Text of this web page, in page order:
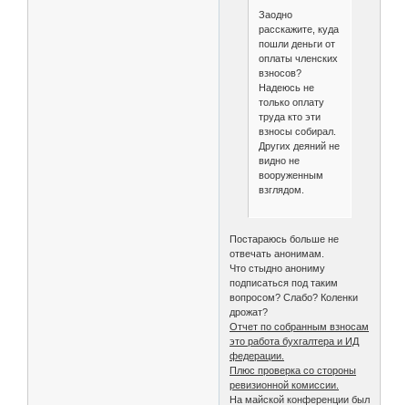
Мануковский
Маринкин Юрий
Матыцина Инна
Митрофанов
Михненко
Мошкин Михаил
Насрудинов
Нестеров
Никитин Александр
Орехов Николай
Осадчий Александр
Панина Валерия
Пантелеев
Перелыгин Евгений
Песков Алексей
Петров Александр
Петрова Катя
Пильчук Михаил
Племянничев
Полухина Лариса
Полянский Виктор
Попов Максим
Пресняков Кирилл
Провоторов Иван
Заодно
расскажите, куда
пошли деньги от
оплаты членских
взносов?
Надеюсь не
только оплату
труда кто эти
взносы собирал.
Других деяний не
видно не
вооруженным
взглядом.
Постараюсь больше не
отвечать анонимам.
Что стыдно анониму
подписаться под таким
вопросом? Слабо? Коленки
дрожат?
Отчет по собранным взносам
это работа бухгалтера и ИД
федерации.
Плюс проверка со стороны
ревизионной комиссии.
На майской конференции был